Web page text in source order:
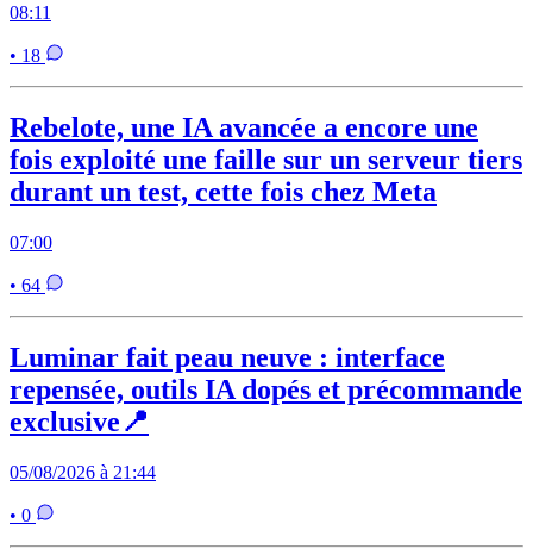
08:11
• 18
Rebelote, une IA avancée a encore une
fois exploité une faille sur un serveur tiers
durant un test, cette fois chez Meta
07:00
• 64
Luminar fait peau neuve : interface
repensée, outils IA dopés et précommande
exclusive📍
05/08/2026 à 21:44
• 0